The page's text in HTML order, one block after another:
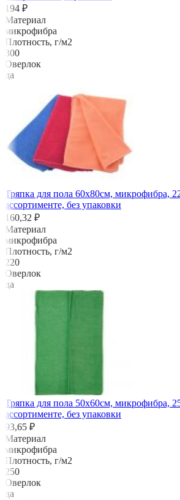
194 ₽
Материал
микрофибра
Плотность, г/м2
300
Оверлок
да
Тряпка для пола 60х80см, микрофибра,
ассортименте, без упаковки
160,32 ₽
Материал
микрофибра
Плотность, г/м2
220
Оверлок
да
Тряпка для пола 50х60см, микрофибра,
ассортименте, без упаковки
93,65 ₽
Материал
микрофибра
Плотность, г/м2
250
Оверлок
да